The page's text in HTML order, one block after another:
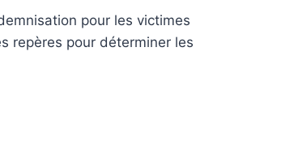
pour les victimes
repères pour déterminer les